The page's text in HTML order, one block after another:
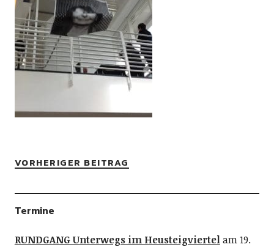
VORHERIGER BEITRAG
Termine
RUNDGANG Unterwegs im Heusteigviertelam 19.